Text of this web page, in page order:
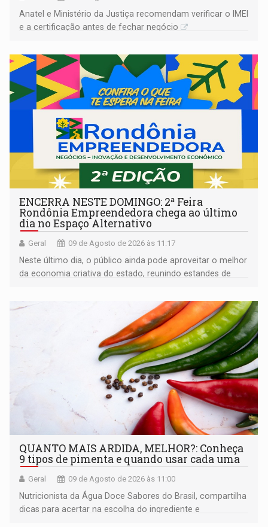
Anatel e Ministério da Justiça recomendam verificar o IMEI
e a certificação antes de fechar negócio
ENCERRA NESTE DOMINGO: 2ª Feira
Rondônia Empreendedora chega ao último
dia no Espaço Alternativo
Geral 09 de Agosto de 2026 às 11:17
Neste último dia, o público ainda pode aproveitar o melhor
da economia criativa do estado, reunindo estandes de
QUANTO MAIS ARDIDA, MELHOR?: Conheça
9 tipos de pimenta e quando usar cada uma
Geral 09 de Agosto de 2026 às 11:00
Nutricionista da Água Doce Sabores do Brasil, compartilha
dicas para acertar na escolha do ingrediente e